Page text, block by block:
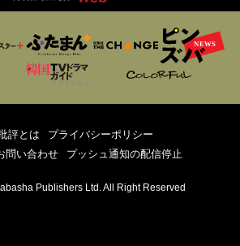
評とは
プライバシーポリシー
問い合わせ プッシュ通知の配信停止
Publishers Ltd. All Right Reserved